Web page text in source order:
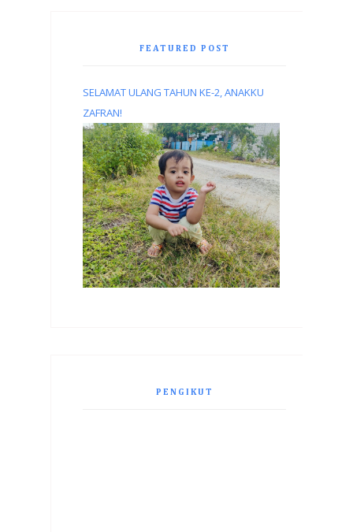
FEATURED POST
SELAMAT ULANG TAHUN KE-2, ANAKKU
ZAFRAN!
PENGIKUT